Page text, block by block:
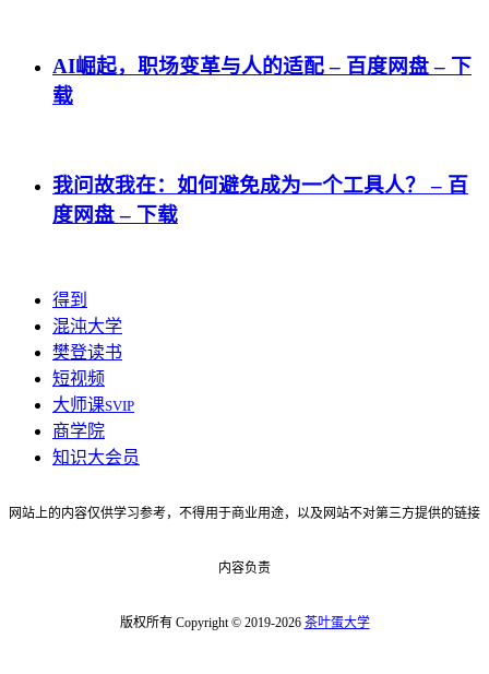
AI崛起，职场变革与人的适配 – 百度网盘 – 下
载
我问故我在：如何避免成为一个工具人？ – 百
度网盘 – 下载
得到
混沌大学
樊登读书
短视频
大师课SVIP
商学院
知识大会员
网站上的内容仅供学习参考，不得用于商业用途，以及网站不对第三方提供的链接
内容负责
版权所有 Copyright © 2019-2026 茶叶蛋大学